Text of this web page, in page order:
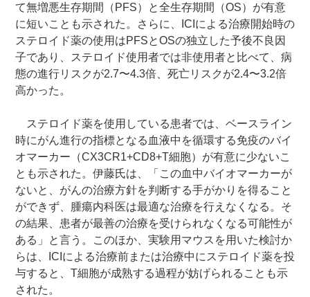
て無増悪生存期間（PFS）と全生存期間（OS）が有意
に短いことも示された。さらに、ICIによる治療開始時の
ステロイド薬の使用はPFSとOSの独立した予後不良因
子であり、ステロイド使用者では非使用者と比べて、病
態の進行リスクが2.7〜4.3倍、死亡リスクが2.4〜3.2倍
高かった。
ステロイド薬を使用している患者では、ベースライン
時にがん進行の指標となる血液中を循環する免疫のバイ
オマーカー（CX3CR1+CD8+T細胞）が有意に少ないこ
とも示された。伊藤氏は、「この血中バイオマーカーが
ないと、がんの治療方針を判断する手がかりを得ること
ができず、腫瘍内科医は最適な治療を行えなくなる。そ
の結果、患者が最善の治療を受けられなくなる可能性が
ある」と言う。このほか、実験用マウスを用いた検討か
らは、ICIによる治療前または治療中にステロイド薬を投
与すると、T細胞が成熟する過程が妨げられることも示
された。